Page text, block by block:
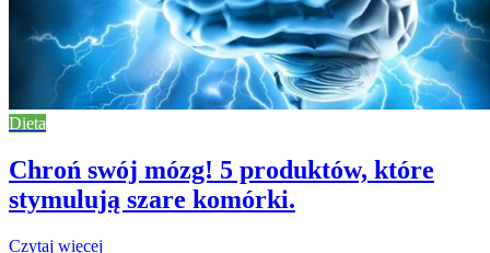
Dieta
Chroń swój mózg! 5 produktów, które
stymulują szare komórki.
Czytaj więcej